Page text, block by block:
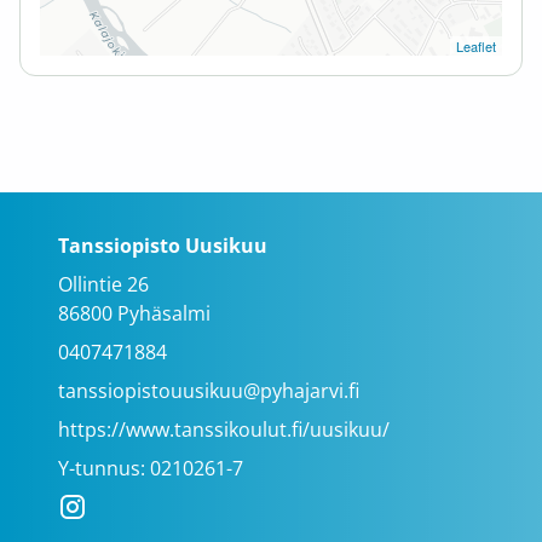
Leaflet
Tanssiopisto Uusikuu
Ollintie 26
86800 Pyhäsalmi
0407471884
tanssiopistouusikuu@pyhajarvi.fi
https://www.tanssikoulut.fi/uusikuu/
Y-tunnus: 0210261-7